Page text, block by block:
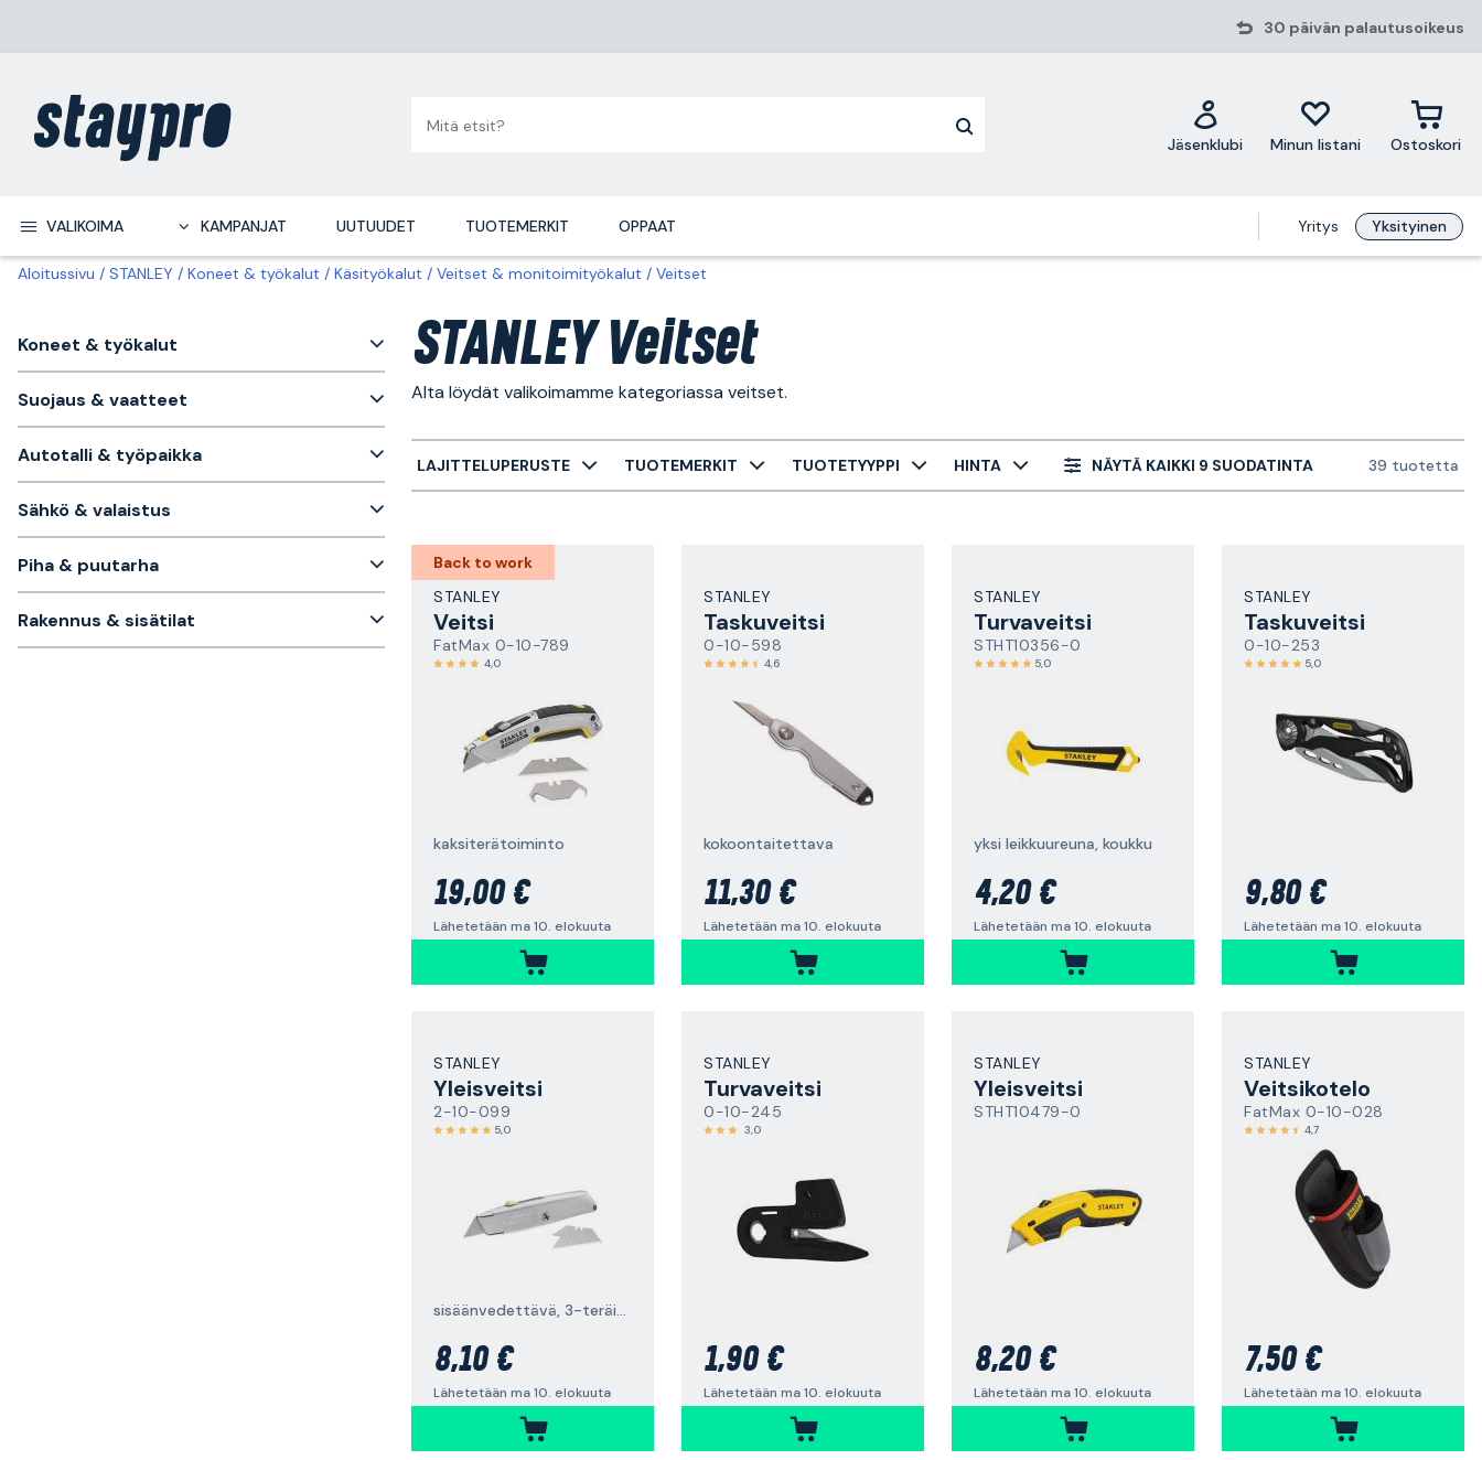
30 päivän palautusoikeus
Jäsenklubi Minun listani Ostoskori
VALIKOIMA KAMPANJAT UUTUUDET TUOTEMERKIT OPPAAT Yritys Yksityinen
Aloitussivu STANLEY Koneet & työkalut Käsityökalut Veitset & monitoimityökalut Veitset
Koneet & työkalut
Suojaus & vaatteet
Autotalli & työpaikka
Sähkö & valaistus
Piha & puutarha
Rakennus & sisätilat
STANLEY Veitset
Alta löydät valikoimamme kategoriassa veitset.
LAJITTELUPERUSTE TUOTEMERKIT TUOTETYYPPI HINTA NÄYTÄ KAIKKI 9 SUODATINTA 39 tuotetta
Back to work
STANLEY
Veitsi
FatMax 0-10-789
4,0
kaksiterätoiminto
19,00 €
Lähetetään ma 10. elokuuta
STANLEY
Taskuveitsi
0-10-598
4,6
kokoontaitettava
11,30 €
Lähetetään ma 10. elokuuta
STANLEY
Turvaveitsi
STHT10356-0
5,0
yksi leikkuureuna, koukku
4,20 €
Lähetetään ma 10. elokuuta
STANLEY
Taskuveitsi
0-10-253
5,0
9,80 €
Lähetetään ma 10. elokuuta
STANLEY
Yleisveitsi
2-10-099
5,0
sisäänvedettävä, 3-teräinen
8,10 €
Lähetetään ma 10. elokuuta
STANLEY
Turvaveitsi
0-10-245
3,0
1,90 €
Lähetetään ma 10. elokuuta
STANLEY
Yleisveitsi
STHT10479-0
8,20 €
Lähetetään ma 10. elokuuta
STANLEY
Veitsikotelo
FatMax 0-10-028
4,7
7,50 €
Lähetetään ma 10. elokuuta